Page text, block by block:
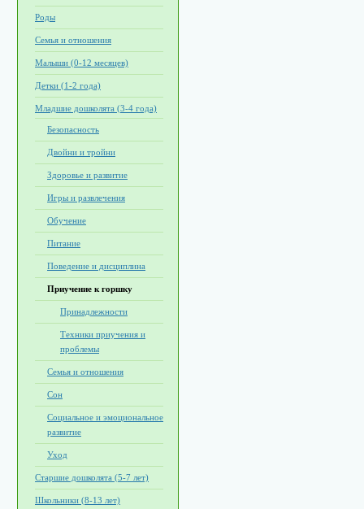
Роды
Семья и отношения
Малыши (0-12 месяцев)
Детки (1-2 года)
Младшие дошколята (3-4 года)
Безопасность
Двойни и тройни
Здоровье и развитие
Игры и развлечения
Обучение
Питание
Поведение и дисциплина
Приучение к горшку
Принадлежности
Техники приучения и
проблемы
Семья и отношения
Сон
Социальное и эмоциональное
развитие
Уход
Старшие дошколята (5-7 лет)
Школьники (8-13 лет)